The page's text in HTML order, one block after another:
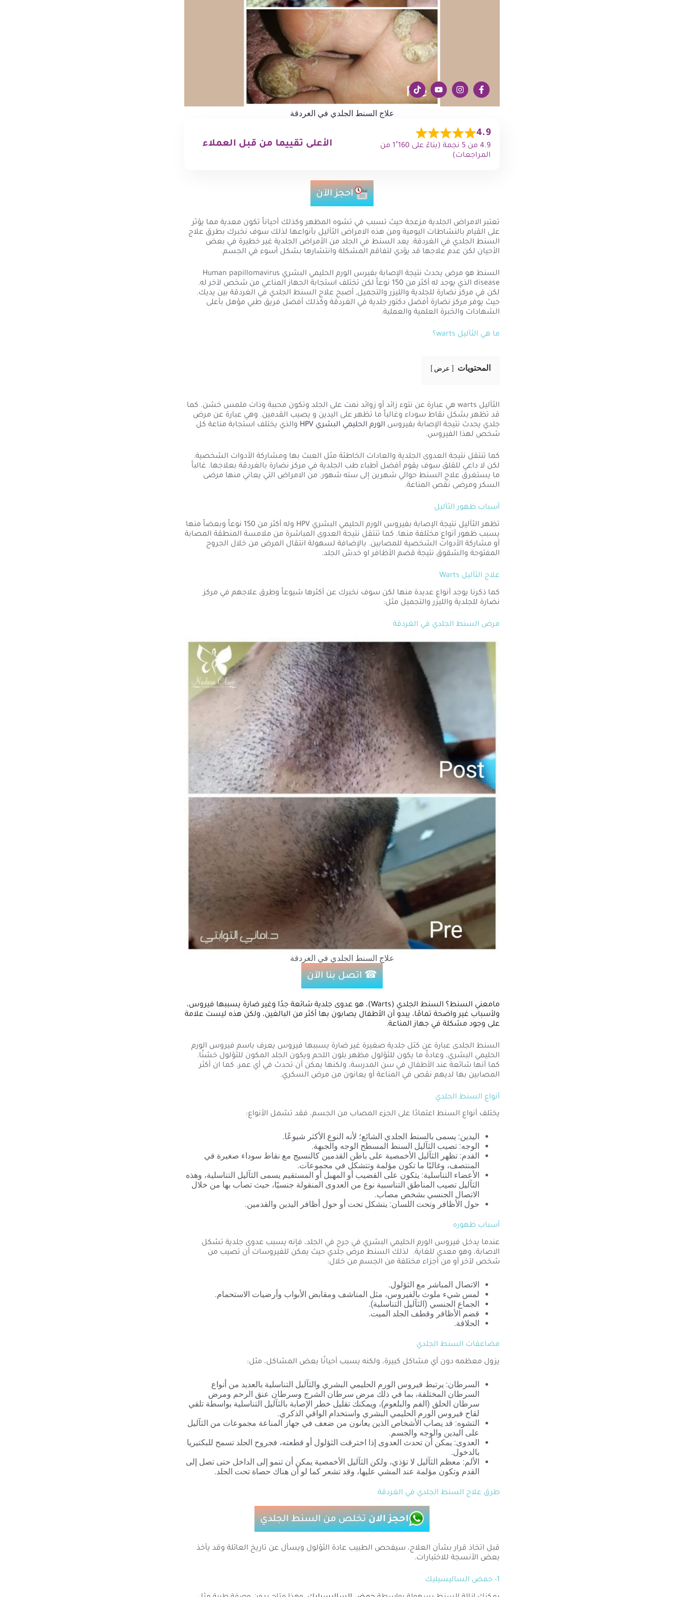
علاج السنط الجلدي في الغردقة
4.9
4.9 من 5 نجمة (بناءً على 1٬160 من
المراجعات)
الأعلى تقييما من قبل العملاء
احجز الآن
تعتبر الامراض الجلدية مزعجة حيث تسبب في تشوه المظهر وكذلك أحياناً تكون معدية مما يؤثر
على القيام بالنشاطات اليومية ومن هذه الامراض الثآليل بأنواعها لذلك سوف نخبرك بطرق علاج
السنط الجلدي في الغردقة. يعد السنط في الجلد من الأمراض الجلدية غير خطيرة في بعض
الأحيان لكن عدم علاجها قد يؤدي لتفاقم المشكلة وانتشارها بشكل أسوء في الجسم.
السنط هو مرض يحدث نتيجة الإصابة بفيرس الورم الحليمي البشري Human papillomavirus
disease الذي يوجد له أكثر من 150 نوعاً لكن تختلف استجابة الجهاز المناعي من شخص لآخر له.
لكن في مركز نضارة للجلدية والليزر والتجميل, أصبح علاج السنط الجلدي في الغردقة بين يديك.
حيث يوفر مركز نضارة أفضل دكتور جلدية في الغردقة وكذلك أفضل فريق طبي مؤهل بأعلى
الشهادات والخبرة العلمية والعملية.
ما هي الثآليل warts؟
المحتويات عرض
الثآليل warts هي عبارة عن نتوء زائد أو زوائد نمت على الجلد وتكون محببة وذات ملمس خشن. كما
قد تظهر بشكل نقاط سوداء وغالباً ما تظهر على اليدين و يصيب القدمين. وهي عبارة عن مرض
جلدي يحدث نتيجة الإصابة بفيروس الورم الحليمي البشري HPV
والذي يختلف استجابة مناعة كل
شخص لهذا الفيروس.
كما تنتقل نتيجة العدوى الجلدية والعادات الخاطئة مثل العبث بها ومشاركة الأدوات الشخصية.
لكن لا داعي للقلق سوف يقوم أفضل أطباء طب الجلدية في مركز نضارة بالغردقة بعلاجها. غالباً
ما يستغرق علاج السنط حوالي شهرين إلى سته شهور. من الامراض التي يعاني منها مرضى
السكر ومرضى نقص المناعة.
أسباب ظهور الثآليل
تظهر الثآليل نتيجة الإصابة بفيروس الورم الحليمي البشري HPV وله أكثر من 150 نوعاً وبعضاً منها
يسبب ظهور أنواع مختلفة منها. كما تنتقل نتيجة العدوى المباشرة من ملامسة المنطقة المصابة
أو مشاركة الأدوات الشخصية للمصابين. بالإضافة لسهولة انتقال المرض من خلال الجروح
المفتوحة والشقوق نتيجة قضم الأظافر او خدش الجلد.
علاج الثآليل Warts
كما ذكرنا يوجد أنواع عديدة منها لكن سوف نخبرك عن أكثرها شيوعاً وطرق علاجهم في مركز
نضارة للجلدية والليزر والتجميل مثل:
مرض السنط الجلدي في الغردقة
علاج السنط الجلدي في الغردقة
☎ اتصل بنا الآن
مامعني السنط؟ السنط الجلدي (Warts)، هو عدوى جلدية شائعة جدًا وغير ضارة يسببها فيروس،
ولأسباب غير واضحة تمامًا، يبدو أن الأطفال يصابون بها أكثر من البالغين، ولكن هذه ليست علامة
على وجود مشكلة في جهاز المناعة.
السنط الجلدى عبارة عن كتل جلدية صغيرة غير ضارة يسببها فيروس يعرف باسم فيروس الورم
الحليمي البشري، وعادةً ما يكون للثؤلول مظهر بلون اللحم ويكون الجلد المكون للثؤلول خشنًا.
كما أنها شائعة عند الأطفال في سن المدرسة، ولكنها يمكن أن تحدث في أي عمر. كما ان أكثر
المصابين بها لديهم نقص في المناعة أو يعانون من مرض السكري.
أنواع السنط الجلدي
يختلف أنواع السنط اعتمادًا على الجزء المصاب من الجسم، فقد تشمل الأنواع:
اليدين: يسمى بالسنط الجلدي الشائع؛ لأنه النوع الأكثر شيوعًا.
الوجه: تصيب الثآليل السنط المسطح الوجه والجبهة.
القدم: تظهر الثآليل الأخمصية على باطن القدمين كالنسيج مع نقاط سوداء صغيرة في
المنتصف، وغالبًا ما تكون مؤلمة وتتشكل في مجموعات.
الأعضاء التناسلية: يتكون على القضيب أو المهبل أو المستقيم يسمى الثآليل التناسلية، وهذه
الثآليل تصيب المناطق التناسبية نوع من العدوى المنقولة جنسيًا، حيث تصاب بها من خلال
الاتصال الجنسي بشخص مصاب.
حول الأظافر وتحت اللسان: يتشكل تحت أو حول أظافر اليدين والقدمين.
أسباب ظهوره
عندما يدخل فيروس الورم الحليمي البشري في جرح في الجلد، فإنه يسبب عدوى جلدية تشكل
الاصابة، وهو معدي للغاية. لذلك السنط مرض جلدي حيث يمكن للفيروسات أن تصيب من
شخص لآخر أو من أجزاء مختلفة من الجسم من خلال:
الاتصال المباشر مع الثؤلول.
لمس شيء ملوث بالفيروس، مثل المناشف ومقابض الأبواب وأرضيات الاستحمام.
الجماع الجنسي (الثآليل التناسلية).
قضم الأظافر وقطف الجلد الميت.
الحلاقة.
مضاعفات السنط الجلدي
يزول معظمه دون أي مشاكل كبيرة، ولكنه يسبب أحيانًا بعض المشاكل، مثل:
السرطان: يرتبط فيروس الورم الحليمي البشري والثآليل التناسلية بالعديد من أنواع
السرطان المختلفة، بما في ذلك مرض سرطان الشرج وسرطان عنق الرحم ومرض
سرطان الحلق (الفم والبلعوم)، ويمكنك تقليل خطر الإصابة بالثآليل التناسلية بواسطة تلقي
لقاح فيروس الورم الحليمي البشري واستخدام الواقي الذكري.
التشوه: قد يصاب الأشخاص الذين يعانون من ضعف في جهاز المناعة مجموعات من الثآليل
على اليدين والوجه والجسم.
العدوى: يمكن أن تحدث العدوى إذا اخترقت الثؤلول أو قطعته، فجروح الجلد تسمح للبكتيريا
بالدخول.
الألم: معظم الثآليل لا تؤذي، ولكن الثآليل الأخمصية يمكن أن تنمو إلى الداخل حتى تصل إلى
القدم وتكون مؤلمة عند المشي عليها، وقد تشعر كما لو أن هناك حصاة تحت الجلد.
طرق علاج السنط الجلدي في الغردقة
احجز الانتخلص من السنط الجلدي
قبل اتخاذ قرار بشأن العلاج، سيفحص الطبيب عادة الثؤلول ويسأل عن تاريخ العائلة وقد يأخذ
بعض الأنسجة للاختبارات.
1- حمض الساليسيليك